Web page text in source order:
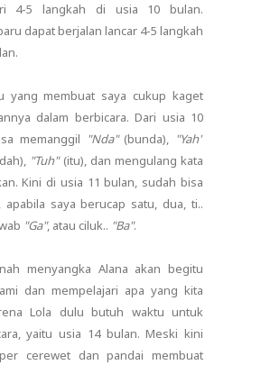
4-5 langkah di usia 10 bulan.
dapat berjalan lancar 4-5 langkah
yang membuat saya cukup kaget
dalam berbicara. Dari usia 10
memanggil "Nda"(bunda), "Yah"
"Tuh"(itu), dan mengulang kata
Kini di usia 11 bulan, sudah bisa
apabila saya berucap satu, dua, ti..
"Ga", atau ciluk.. "Ba".
menyangka Alana akan begitu
dan mempelajari apa yang kita
Lola dulu butuh waktu untuk
yaitu usia 14 bulan. Meski kini
cerewet dan pandai membuat